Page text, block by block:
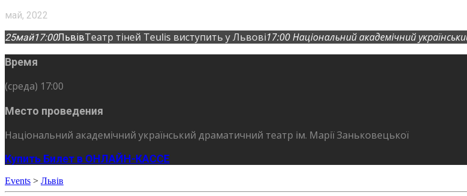
май, 2022
25май17:00ЛьвівТеатр тіней Teulis виступить у Львові17:00Національний академічний
Время
(среда) 17:00
Место проведения
Національний академічний український драматичний театр ім. Марії Заньковецької
Купить Билет в ОНЛАЙН-КАССЕ
Events > Львів